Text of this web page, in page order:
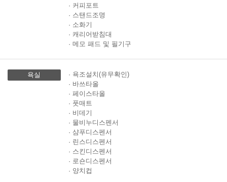
· 커피포트
· 스탠드조명
· 소화기
· 캐리어받침대
· 메모 패드 및 필기구
욕실
· 욕조설치(유무확인)
· 바쓰타올
· 페이스타올
· 풋매트
· 비데기
· 물비누디스펜서
· 샴푸디스펜서
· 린스디스펜서
· 스킨디스펜서
· 로숀디스펜서
· 양치컵